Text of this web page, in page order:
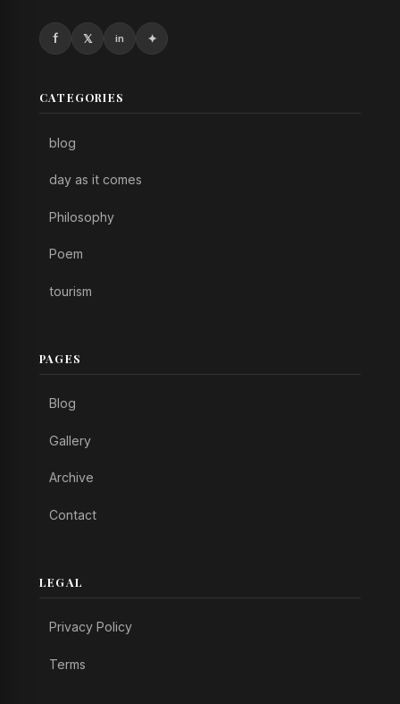
CATEGORIES
blog
day as it comes
Philosophy
Poem
tourism
PAGES
Blog
Gallery
Archive
Contact
LEGAL
Privacy Policy
Terms